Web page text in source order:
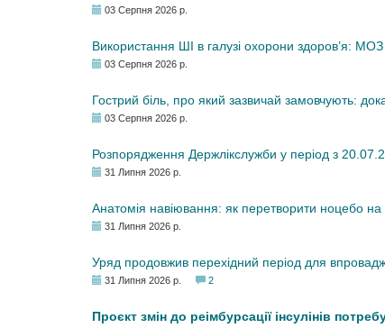
03 Серпня 2026 р.
Використання ШІ в галузі охорони здоров’я:
03 Серпня 2026 р.
Гострий біль, про який зазвичай замовчують:
03 Серпня 2026 р.
Розпорядження Держлікслужби у період з
31 Липня 2026 р.
Анатомія навіювання: як перетворити ноцебо на
31 Липня 2026 р.
Уряд продовжив перехідний період для
31 Липня 2026 р. 2
Проєкт змін до реімбурсації інсулінів